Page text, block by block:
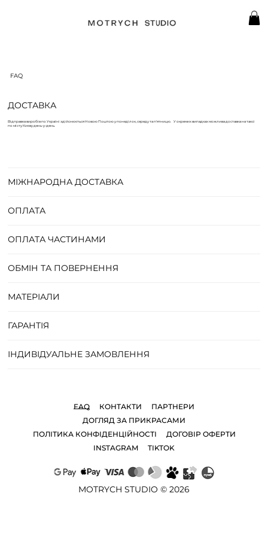
FAQ
ДОСТАВКА
Відправка виробів по Україні здійснюється Новою Поштою у понеділок, середу та п'ятницю. У окремих випадках можлива доставка на таксі
по місту Києву день-у-день.
МІЖНАРОДНА ДОСТАВКА
ОПЛАТА
ОПЛАТА ЧАСТИНАМИ
ОБМІН ТА ПОВЕРНЕННЯ
МАТЕРІАЛИ
ГАРАНТІЯ
ІНДИВІДУАЛЬНЕ ЗАМОВЛЕННЯ
FAQ КОНТАКТИ
ПАРТНЕРИ
ДОГЛЯД ЗА ПРИКРАСАМИ
ПОЛІТИКА КОНФІДЕНЦІЙНОСТІ
ДОГОВІР ОФЕРТИ
INSTAGRAM
TIKTOK
MOTRYCH STUDIO © 2026